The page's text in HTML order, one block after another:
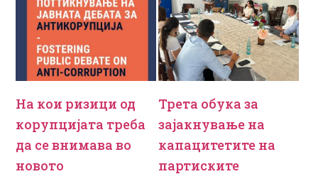
На кои ризици од
корупцијата треба
да се внимава во
новото
Трета обука за
зајакнување на
капацитетите на
партиските